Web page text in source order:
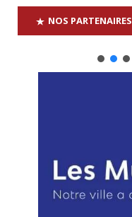
NOS PARTENAIRES